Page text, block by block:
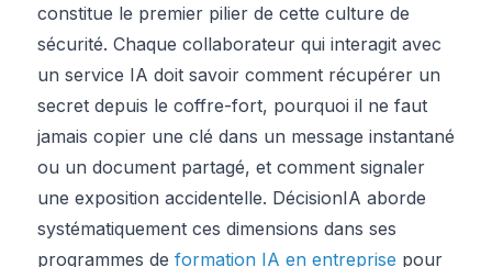
constitue le premier pilier de cette culture de
sécurité. Chaque collaborateur qui interagit avec
un service IA doit savoir comment récupérer un
secret depuis le coffre-fort, pourquoi il ne faut
jamais copier une clé dans un message instantané
ou un document partagé, et comment signaler
une exposition accidentelle. DécisionIA aborde
systématiquement ces dimensions dans ses
programmes de formation IA en entreprise pour